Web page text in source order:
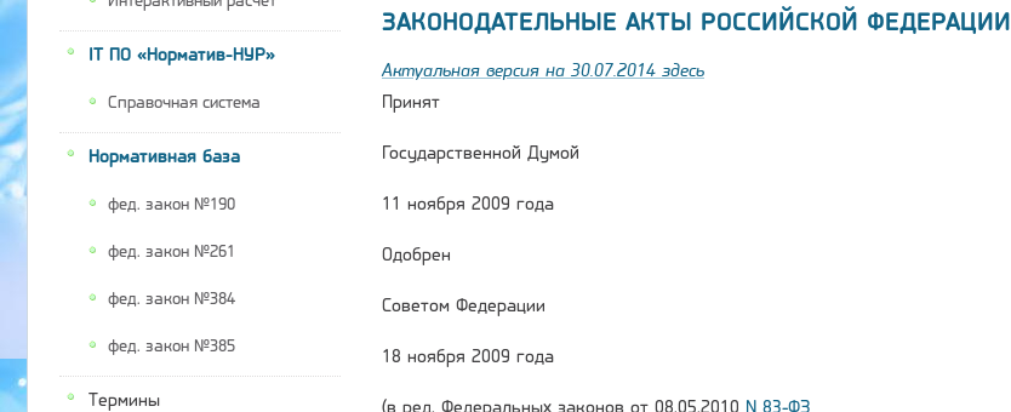
IT ПО «Норматив-НУР»
Справочная система
Нормативная база
фед. закон №190
фед. закон №261
фед. закон №384
фед. закон №385
Термины
ЗАКОНОДАТЕЛЬНЫЕ АКТЫ РОССИЙСКОЙ ФЕДЕРАЦИИ
Актуальная версия на 30.07.2014 здесь
Принят
Государственной Думой
11 ноября 2009 года
Одобрен
Советом Федерации
18 ноября 2009 года